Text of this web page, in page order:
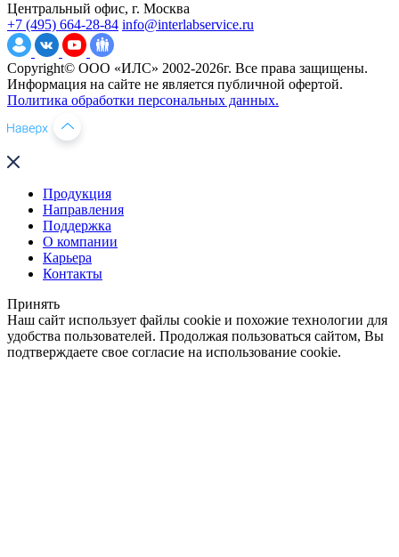
Центральный офис, г. Москва
+7 (495) 664-28-84 info@interlabservice.ru
Copyright© ООО «ИЛС» 2002-2026г. Все права защищены.
Информация на сайте не является публичной офертой.
Политика обработки персональных данных.
Продукция
Направления
Поддержка
О компании
Карьера
Контакты
Принять
Наш сайт использует файлы cookie и похожие технологии для
удобства пользователей. Продолжая пользоваться сайтом, Вы
подтверждаете свое согласие на использование cookie.